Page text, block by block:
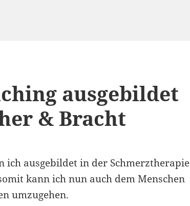
ausgebildet
& Bracht
ich ausgebildet in der Schmerztherapie
kann ich nun auch dem Menschen
umzugehen.